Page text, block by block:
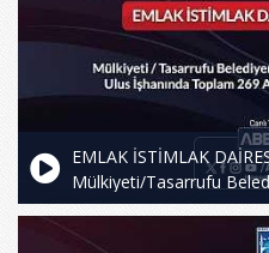
EMLAK İSTİMLAK
Mülkiyeti/Tasarrufu
ve Ulus İşhanında